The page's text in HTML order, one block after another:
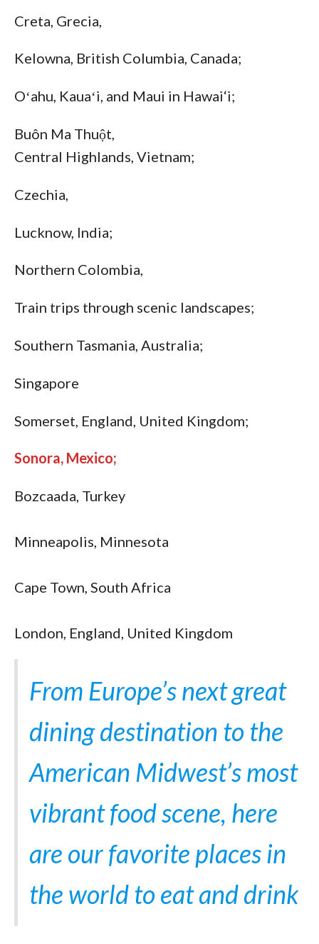
Creta, Grecia,
Kelowna, British Columbia, Canada;
Oʻahu, Kauaʻi, and Maui in Hawai‘i;
Buôn Ma Thuột,
Central Highlands, Vietnam;
Czechia,
Lucknow, India;
Northern Colombia,
Train trips through scenic landscapes;
Southern Tasmania, Australia;
Singapore
Somerset, England, United Kingdom;
Sonora, Mexico;
Bozcaada, Turkey
Minneapolis, Minnesota
Cape Town, South Africa
London, England, United Kingdom
From Europe’s next great
dining destination to the
American Midwest’s most
vibrant food scene, here
are our favorite places in
the world to eat and drink